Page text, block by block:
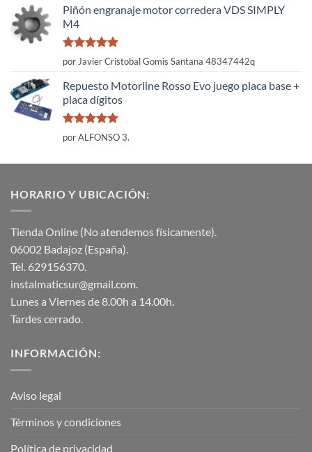
Piñón engranaje motor corredera VDS SIMPLY
M4
Valorado
con
por Javier Cristobal Gomis Santana 48347442q
Repuesto Motorline Rosso Evo juego placa base +
placa dígitos
Valorado
con
por ALFONSO 3.
HORARIO Y UBICACIÓN:
Tienda Online (No atendemos físicamente).
06002 Badajoz (España).
Tel. 629156370.
instalmaticsur@gmail.com.
Lunes a Viernes de 8.00h a 14.00h.
Tardes cerrado.
INFORMACIÓN:
Aviso legal
Términos y condiciones
Política de privacidad